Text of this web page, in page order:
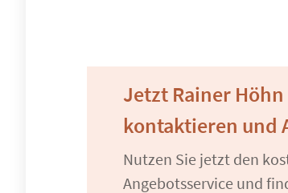
Jetzt Rainer
kontaktieren und
Nutzen Sie jetzt den
Angebotsservice und